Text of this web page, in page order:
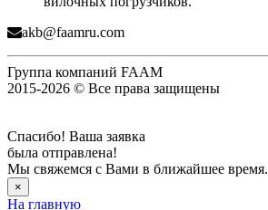
akb@faamru.com
Группа компаний FAAM
2015-2026 © Все права защищены
Спасибо! Ваша заявка
была отправлена!
Мы свяжемся с Вами в ближайшее время.
×
На главную